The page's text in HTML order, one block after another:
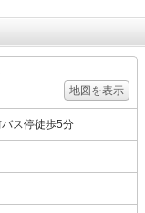
地図を表示
ス停徒歩5分